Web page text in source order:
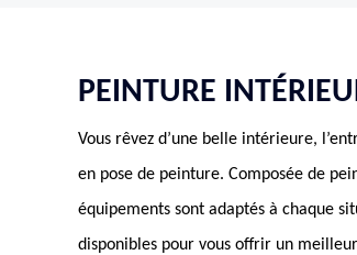
PEINTURE
Vous rêvez d’une belle intérieure,
en pose de peinture. Composée de
équipements sont adaptés à chaque
disponibles pour vous offrir un